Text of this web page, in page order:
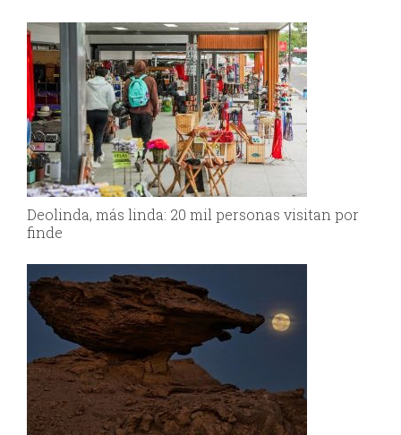
Deolinda, más linda: 20 mil personas visitan por
finde